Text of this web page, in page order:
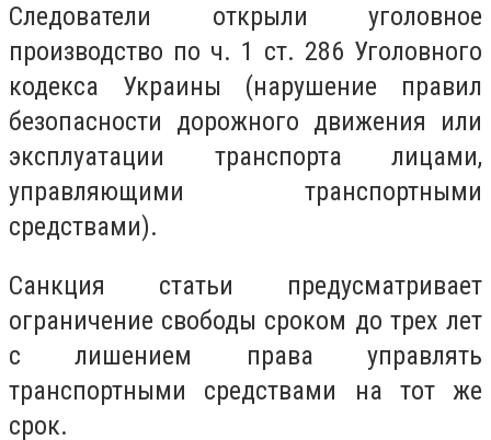
Следователи открыли уголовное
производство по ч. 1 ст. 286 Уголовного
кодекса Украины (нарушение правил
безопасности дорожного движения или
эксплуатации транспорта лицами,
управляющими транспортными
средствами).
Санкция статьи предусматривает
ограничение свободы сроком до трех лет
с лишением права управлять
транспортными средствами на тот же
срок.